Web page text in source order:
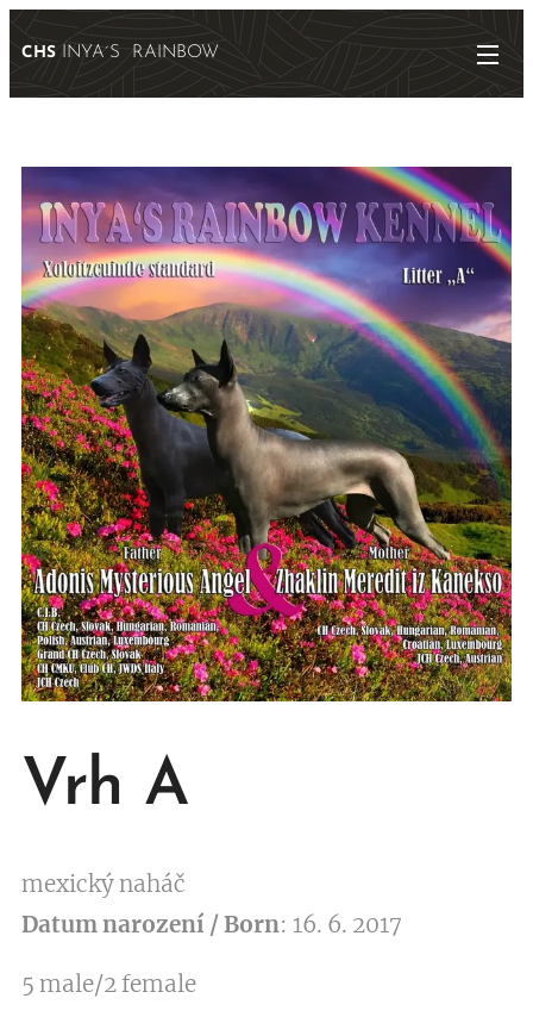
CHSINYA´S RAINBOW
Vrh A
mexický naháč
Datum narození / Born: 16. 6. 2017
5 male/2 female